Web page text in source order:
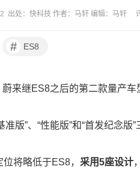
出处：快科技 作者：马轩 编辑：马轩
# ES8
来继ES8之后的第二款量产
版”、“性能版”和“首发纪念版”
将略低于ES8， 采用5座设计